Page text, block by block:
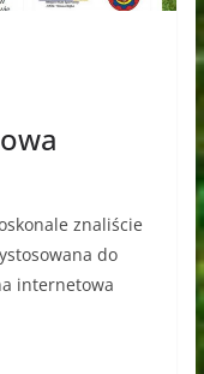
znaliście
do
internetowa